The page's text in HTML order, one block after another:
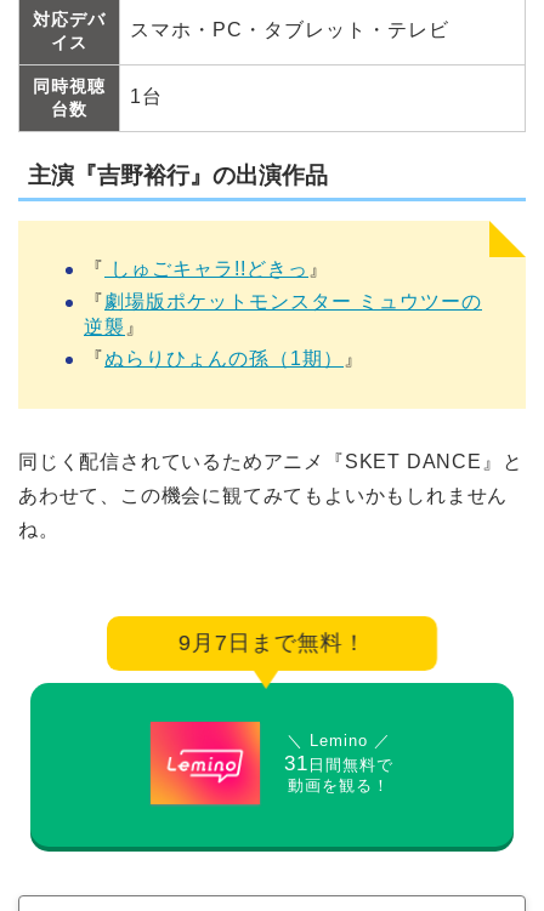
対応デバ
イス
スマホ・PC・タブレット・テレビ
同時視聴
台数
1台
主演『吉野裕行』の出演作品
『 しゅごキャラ!!どきっ 』
『劇場版ポケットモンスター ミュウツーの
逆襲 』
『ぬらりひょんの孫（1期） 』
同じく配信されているためアニメ『SKET DANCE』と
あわせて、この機会に観てみてもよいかもしれません
ね。
9月7日まで無料！
＼ Lemino ／
31 日間無料で
動画を観る！